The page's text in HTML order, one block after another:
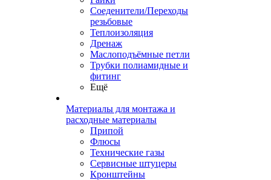
Соеденители/Переходы
резьбовые
Теплоизоляция
Дренаж
Маслоподъёмные петли
Трубки полиамидные и
фитинг
Ещё
Материалы для монтажа и
расходные материалы
Припой
Флюсы
Технические газы
Сервисные штуцеры
Кронштейны